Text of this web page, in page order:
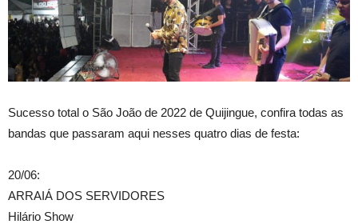
Sucesso total o São João de 2022 de Quijingue, confira todas as
bandas que passaram aqui nesses quatro dias de festa:
20/06:
ARRAIÁ DOS SERVIDORES
Hilário Show